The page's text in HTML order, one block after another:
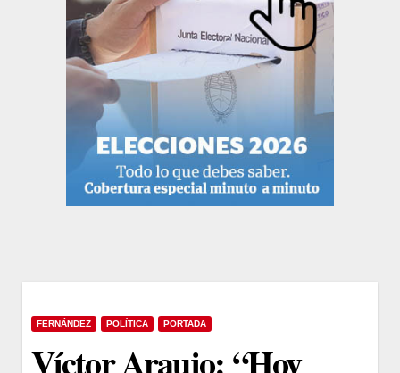
FERNÁNDEZ POLÍTICA PORTADA
Víctor Araujo: “Hoy